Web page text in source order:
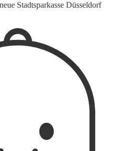
Stadtsparkasse Düsseldorf